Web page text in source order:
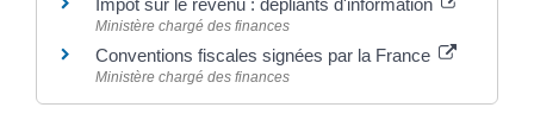
Impôt sur le revenu : dépliants d'information
Ministère chargé des finances
Conventions fiscales signées par la France
Ministère chargé des finances